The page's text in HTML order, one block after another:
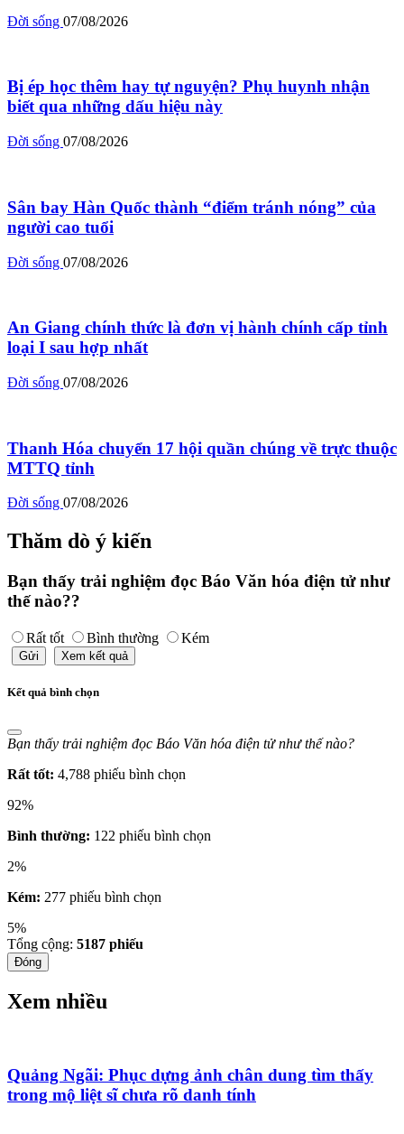
Đời sống 07/08/2026
Bị ép học thêm hay tự nguyện? Phụ huynh nhận
biết qua những dấu hiệu này
Đời sống 07/08/2026
Sân bay Hàn Quốc thành “điểm tránh nóng” của
người cao tuổi
Đời sống 07/08/2026
An Giang chính thức là đơn vị hành chính cấp tỉnh
loại I sau hợp nhất
Đời sống 07/08/2026
Thanh Hóa chuyển 17 hội quần chúng về trực thuộc
MTTQ tỉnh
Đời sống 07/08/2026
Thăm dò ý kiến
Bạn thấy trải nghiệm đọc Báo Văn hóa điện tử như
thế nào??
Rất tốt Bình thường Kém
Gửi Xem kết quả
Kết quả bình chọn
Bạn thấy trải nghiệm đọc Báo Văn hóa điện tử như thế nào?
Rất tốt: 4,788 phiếu bình chọn
92%
Bình thường: 122 phiếu bình chọn
2%
Kém: 277 phiếu bình chọn
5%
Tổng cộng: 5187 phiếu
Đóng
Xem nhiều
Quảng Ngãi: Phục dựng ảnh chân dung tìm thấy
trong mộ liệt sĩ chưa rõ danh tính